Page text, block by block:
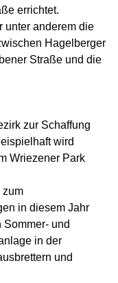
errichtet.
unter anderem die
Hagelberger
Straße und die
zur Schaffung
wird
Wriezener Park
zum
in diesem Jahr
und
in der
und